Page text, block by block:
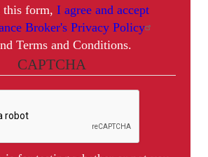
this form, I agree and accept
Broker's Privacy Policy
Terms and Conditions.
CAPTCHA